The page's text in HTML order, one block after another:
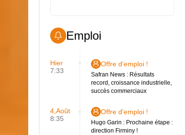
Emploi
Hier
7:33
Offre d'emploi !
Safran News : Résultats
record, croissance industrielle,
succès commerciaux
4,Août
8:35
Offre d'emploi !
Hugo Garin : Prochaine étape :
direction Firminy !